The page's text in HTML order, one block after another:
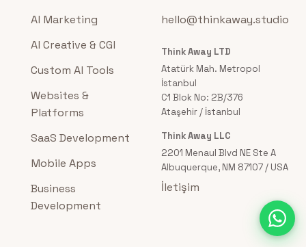
AI Marketing
AI Creative & CGI
Custom AI Tools
Websites &
Platforms
SaaS Development
Mobile Apps
Business
Development
hello@thinkaway.studio
Think Away LTD
Atatürk Mah. Metropol
İstanbul
C1 Blok No: 2B/376
Ataşehir / İstanbul
Think Away LLC
2201 Menaul Blvd NE Ste A
Albuquerque, NM 87107 / USA
İletişim